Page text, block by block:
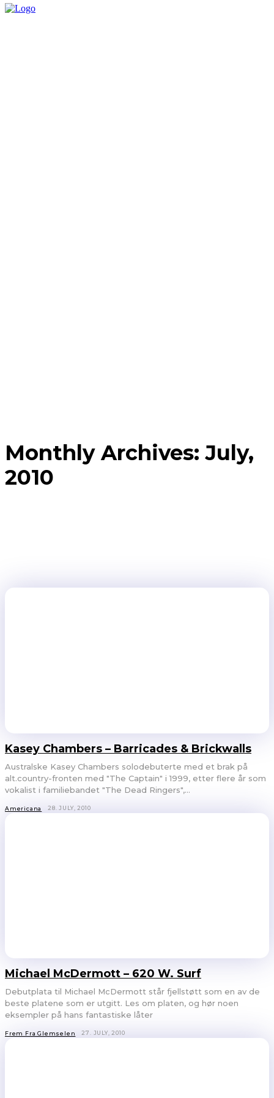
Monthly Archives: July,
2010
Kasey Chambers – Barricades & Brickwalls
Australske Kasey Chambers solodebuterte med et brak på
alt.country-fronten med "The Captain" i 1999, etter flere år som
vokalist i familiebandet "The Dead Ringers",...
Americana 28. JULY, 2010
Michael McDermott – 620 W. Surf
Debutplata til Michael McDermott står fjellstøtt som en av de
beste platene som er utgitt. Les om platen, og hør noen
eksempler på hans fantastiske låter
Frem Fra Glemselen 27. JULY, 2010